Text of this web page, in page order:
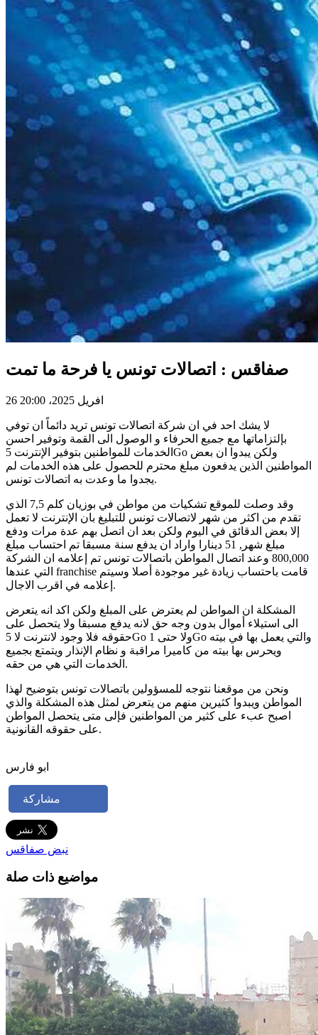
صفاقس : اتصالات تونس يا فرحة ما تمت
26 افريل 2025، 20:00
لا يشك احد في ان شركة اتصالات تونس تريد دائماً ان توفي
بإلتزاماتها مع جميع الحرفاء و الوصول الى القمة وتوفير احسن
الخدمات للمواطنين بتوفير الإنترنت 5Go ولكن يبدوا ان بعض
المواطنين الذين يدفعون مبلغ محترم للحصول على هذه الخدمات لم
يجدوا ما وعدت به اتصالات تونس.
وقد وصلت للموقع تشكيات من مواطن في بوزيان كلم 7,5 الذي
تقدم من اكثر من شهر لاتصالات تونس للتبليغ بان الإنترنت لا تعمل
إلا بعض الدقائق في اليوم ولكن بعد ان اتصل بهم عدة مرات ودفع
مبلغ شهر, 51 دينارا واراد ان يدفع سنة مسبقا تم احتساب مبلغ
800,000 وعند اتصال المواطن باتصالات تونس تم إعلامه ان الشركة
التي عندها franchise قامت باحتساب زيادة غير موجودة أصلا وسيتم
إعلامه في اقرب الاجال.
المشكلة ان المواطن لم يعترض على المبلغ ولكن اكد انه يتعرض
الى استيلاء أموال بدون وجه حق لانه يدفع مسبقا ولا يتحصل على
حقوقه فلا وجود لانترنت لا 5Go ولا حتى 1Go والتي يعمل بها في بيته
ويحرس بها بيته من كاميرا مراقبة و نظام الإنذار ويتمتع بجميع
الخدمات التي هي من حقه.
ونحن من موقعنا نتوجه للمسؤولين باتصالات تونس بتوضيح لهذا
المواطن ويبدوا كثيرين منهم من يتعرض لمثل هذه المشكلة والذي
اصبح عبء على كثير من المواطنين فإلى متى يتحصل المواطن
على حقوقه القانونية.
ابو فارس
مشاركة
نبض صفاقس
مواضيع ذات صلة